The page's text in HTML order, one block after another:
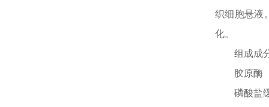
织细胞悬液
化。
组成成
胶原酶
磷酸盐